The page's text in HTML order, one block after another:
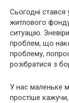
Сьогодні стався
житлового
ситуацію.
проблем, що
проблему,
розібратися з
У нас маленьке
простіше